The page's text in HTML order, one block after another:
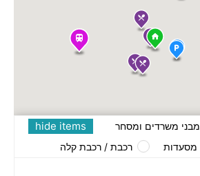
hide items
מבני משרדים ומסחר
מסעדות רכבת / רכבת קלה